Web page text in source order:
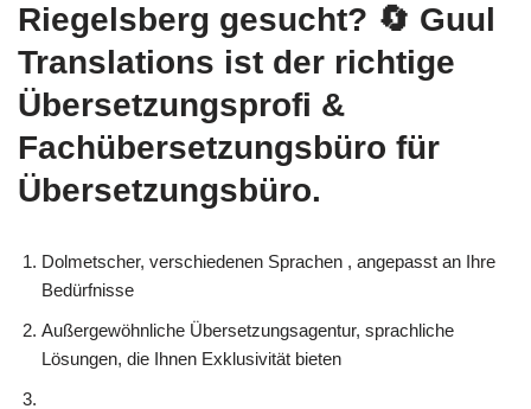
Riegelsberg gesucht? 🔄 Guul
Translations ist der richtige
Übersetzungsprofi &
Fachübersetzungsbüro für
Übersetzungsbüro.
Dolmetscher, verschiedenen Sprachen , angepasst an Ihre
Bedürfnisse
Außergewöhnliche Übersetzungsagentur, sprachliche
Lösungen, die Ihnen Exklusivität bieten